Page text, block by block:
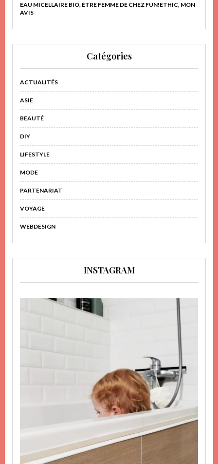
EAU MICELLAIRE BIO, ÊTRE FEMME DE CHEZ FUN!ETHIC, MON
AVIS
Catégories
ACTUALITÉS
ASIE
BEAUTÉ
DIY
LIFESTYLE
MODE
PARTENARIAT
VOYAGE
WEBDESIGN
INSTAGRAM